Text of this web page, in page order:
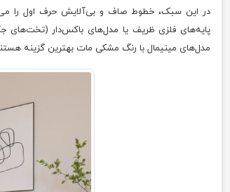
در این سبک، خطوط صاف و بی‌آلایش حرف اول را
پایه‌های فلزی ظریف یا مدل‌های باکس‌دار (تخت‌های
مدل‌های مینیمال با رنگ مشکی مات بهترین گزینه